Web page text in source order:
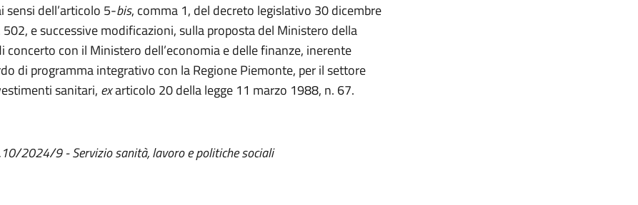
sensi dell’articolo 5-bis, comma 1, del decreto legislativo 30 dicembre
502, e successive modificazioni, sulla proposta del Ministero della
concerto con il Ministero dell’economia e delle finanze, inerente
di programma integrativo con la Regione Piemonte, per il settore
sanitari, exarticolo 20 della legge 11 marzo 1988, n. 67.
2024/9 - Servizio sanità, lavoro e politiche sociali